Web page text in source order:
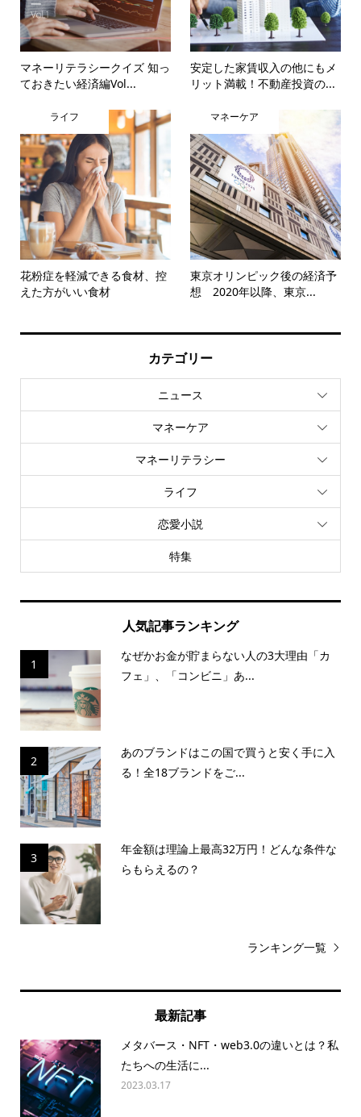
マネーリテラシークイズ 知っ
ておきたい経済編Vol...
安定した家賃収入の他にもメ
リット満載！不動産投資の...
ライフ
花粉症を軽減できる食材、控
えた方がいい食材
マネーケア
東京オリンピック後の経済予
想 2020年以降、東京...
カテゴリー
ニュース
マネーケア
マネーリテラシー
ライフ
恋愛小説
特集
人気記事ランキング
1
なぜかお金が貯まらない人の3大理由「カ
フェ」、「コンビニ」あ...
2
あのブランドはこの国で買うと安く手に入
る！全18ブランドをご...
3
年金額は理論上最高32万円！どんな条件な
らもらえるの？
ランキング一覧
最新記事
メタバース・NFT・web3.0の違いとは？私
たちへの生活に...
2023.03.17